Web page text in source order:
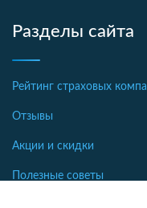
Разделы сайта
Рейтинг страховых
Отзывы
Акции и скидки
Полезные советы